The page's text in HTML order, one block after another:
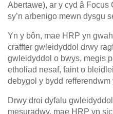
Abertawe), ar y cyd â Focus
sy’n arbenigo mewn dysgu
Yn y bôn, mae HRP yn
craffter gwleidyddol drwy
gwleidyddol o bwys, megis
etholiad nesaf, faint o
debygol y bydd refferendwm
Drwy droi dyfalu
mesuradwy, mae HRP yn